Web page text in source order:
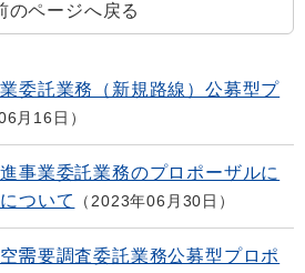
のページへ戻る
委託業務（新規路線）公募型プ
月16日
事業委託業務のプロポーザルに
ついて
2023年06月30日
需要調査委託業務公募型プロポ